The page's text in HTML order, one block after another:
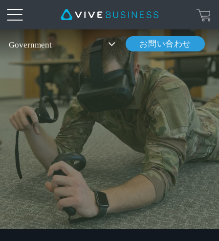
VIVE
XR
リ
ュ
ー
シ
ョ
ン
Government お問い合わせ